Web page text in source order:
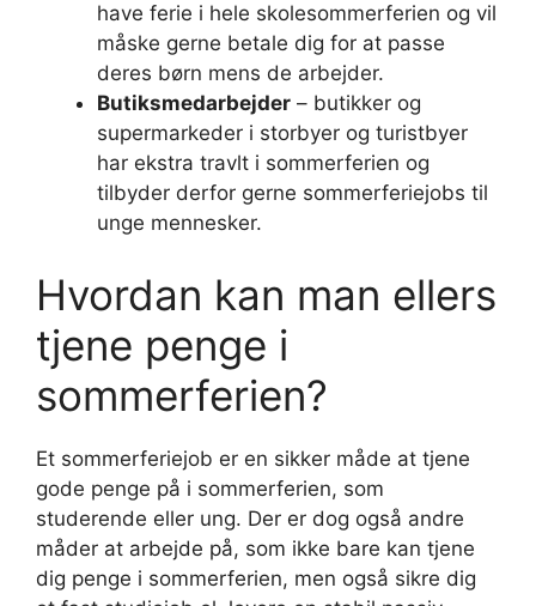
have ferie i hele skolesommerferien og vil
måske gerne betale dig for at passe
deres børn mens de arbejder.
Butiksmedarbejder – butikker og
supermarkeder i storbyer og turistbyer
har ekstra travlt i sommerferien og
tilbyder derfor gerne sommerferiejobs til
unge mennesker.
Hvordan kan man ellers
tjene penge i
sommerferien?
Et sommerferiejob er en sikker måde at tjene
gode penge på i sommerferien, som
studerende eller ung. Der er dog også andre
måder at arbejde på, som ikke bare kan tjene
dig penge i sommerferien, men også sikre dig